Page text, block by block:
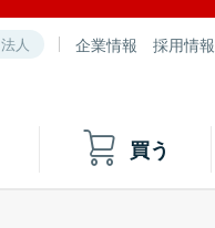
法人 企業情報 採用情報
買う